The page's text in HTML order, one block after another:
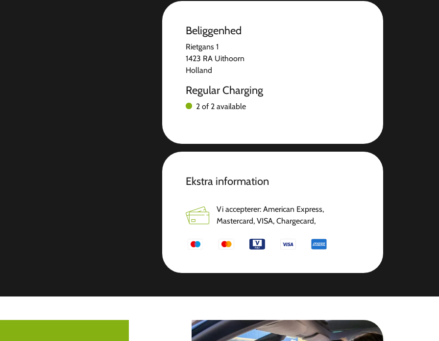
Beliggenhed
Rietgans 1
1423 RA Uithoorn
Holland
Regular Charging
2 of 2 available
Ekstra information
Vi accepterer: American Express,
Mastercard, VISA, Chargecard,